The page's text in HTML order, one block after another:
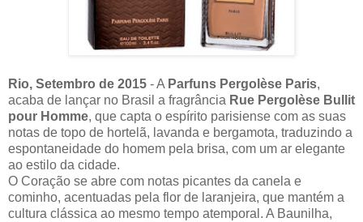
Rio, Setembro de 2015 - A Parfuns Pergolèse Paris,
acaba de lançar no Brasil a fragrância Rue Pergolèse Bullit
pour Homme, que capta o espírito parisiense com as suas
notas de topo de hortelã, lavanda e bergamota, traduzindo a
espontaneidade do homem pela brisa, com um ar elegante
ao estilo da cidade.
O Coração se abre com notas picantes da canela e
cominho, acentuadas pela flor de laranjeira, que mantém a
cultura clássica ao mesmo tempo atemporal. A Baunilha,